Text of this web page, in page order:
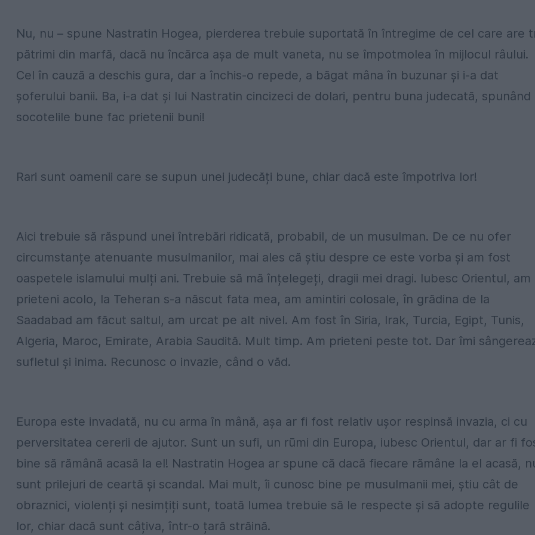
Nu, nu – spune Nastratin Hogea, pierderea trebuie suportată în întregime de cel care are
pătrimi din marfă, dacă nu încărca așa de mult vaneta, nu se împotmolea în mijlocul râului.
Cel în cauză a deschis gura, dar a închis-o repede, a băgat mâna în buzunar și i-a dat
șoferului banii. Ba, i-a dat și lui Nastratin cincizeci de dolari, pentru buna judecată, spunând
socotelile bune fac prietenii buni!
Rari sunt oamenii care se supun unei judecăți bune, chiar dacă este împotriva lor!
Aici trebuie să răspund unei întrebări ridicată, probabil, de un musulman. De ce nu ofer
circumstanțe atenuante musulmanilor, mai ales că știu despre ce este vorba și am fost
oaspetele islamului mulți ani. Trebuie să mă înțelegeți, dragii mei dragi. Iubesc Orientul, am
prieteni acolo, la Teheran s-a născut fata mea, am amintiri colosale, în grădina de la
Saadabad am făcut saltul, am urcat pe alt nivel. Am fost în Siria, Irak, Turcia, Egipt, Tunis,
Algeria, Maroc, Emirate, Arabia Saudită. Mult timp. Am prieteni peste tot. Dar îmi
sufletul și inima. Recunosc o invazie, când o văd.
Europa este invadată, nu cu arma în mână, așa ar fi fost relativ ușor respinsă invazia, ci cu
perversitatea cererii de ajutor. Sunt un sufi, un rūmi din Europa, iubesc Orientul, dar ar fi
bine să rămână acasă la el! Nastratin Hogea ar spune că dacă fiecare rămâne la el acasă,
sunt prilejuri de ceartă și scandal. Mai mult, îi cunosc bine pe musulmanii mei, știu cât de
obraznici, violenți și nesimțiți sunt, toată lumea trebuie să le respecte și să adopte regulile
lor, chiar dacă sunt câțiva, într-o țară străină.